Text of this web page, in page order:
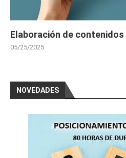
Elaboración de
05/25/2025
NOVEDADES